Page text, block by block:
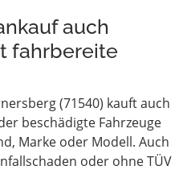
auch
fahrbereite
(71540) kauft auch
beschädigte Fahrzeuge
Marke oder Modell. Auch
oder ohne TÜV